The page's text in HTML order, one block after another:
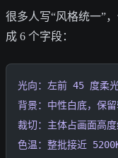
很多人写“风格统一”
成 6 个字段：
光向：左前 45 度柔光
背景：中性白底，保留
裁切：主体占画面高度
色温：整批接近